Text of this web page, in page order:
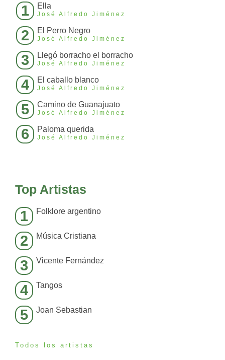
1 Ella
José Alfredo Jiménez
2 El Perro Negro
José Alfredo Jiménez
3 Llegó borracho el borracho
José Alfredo Jiménez
4 El caballo blanco
José Alfredo Jiménez
5 Camino de Guanajuato
José Alfredo Jiménez
6 Paloma querida
José Alfredo Jiménez
Top Artistas
1 Folklore argentino
2 Música Cristiana
3 Vicente Fernández
4 Tangos
5 Joan Sebastian
Todos los artistas